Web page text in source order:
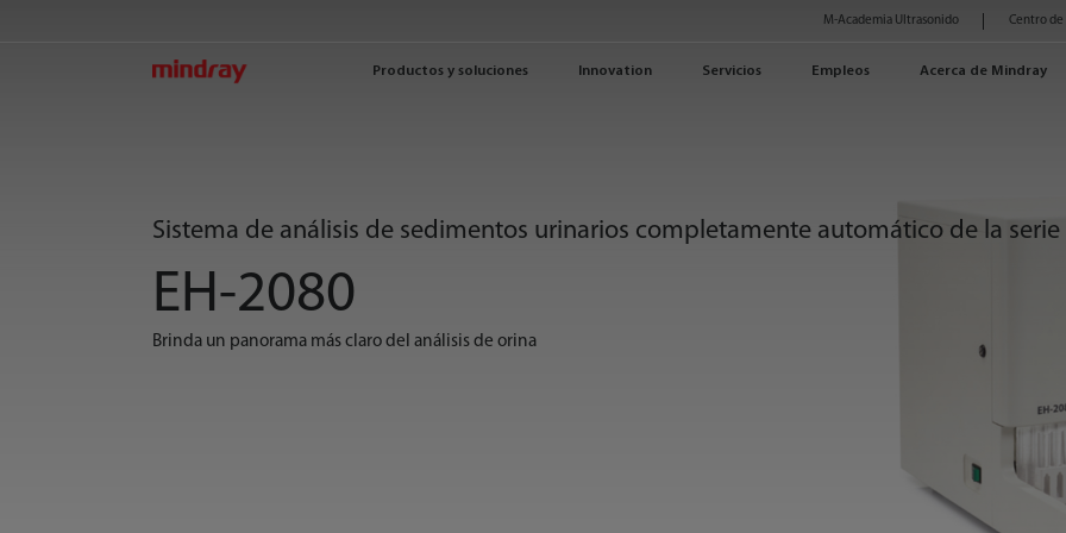
Productos y soluciones Innovation Servicios Empleos Acerca de Mindray
M-Academia Ultrasonido Centro de
Sistema de análisis de sedimentos urinarios completamente automático de la serie
EH-2080
Brinda un panorama más claro del análisis de orina